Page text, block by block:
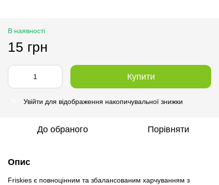
В наявності
15 грн
Купити
Увійти для відображення накопичувальної знижки
До обраного Порівняти
Опис
Friskies є повноцінним та збалансованим харчуванням з